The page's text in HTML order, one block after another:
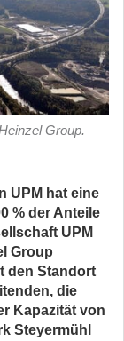
Group.
UPM hat eine
% der Anteile
UPM
Group
den Standort
die
Kapazität von
Steyermühl